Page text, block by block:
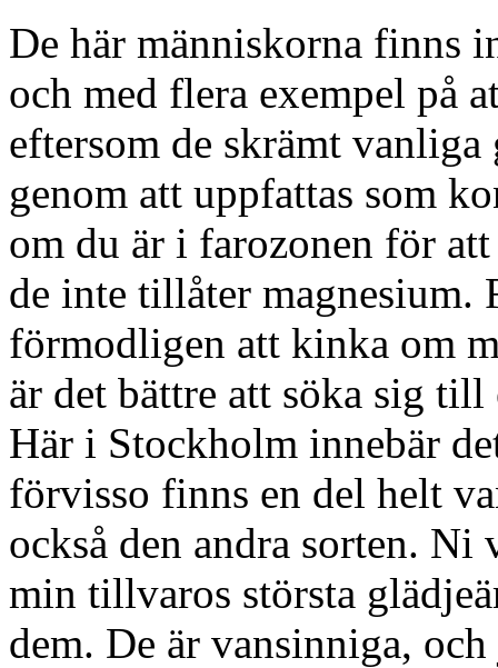
De här människorna finns
och med flera exempel på
eftersom de skrämt vanliga
genom att uppfattas som
om du är i farozonen för
de inte tillåter magnesium.
förmodligen att kinka om
är det bättre att söka sig
Här i Stockholm innebär
förvisso finns en del helt
också den andra sorten.
min tillvaros största
dem. De är vansinniga,